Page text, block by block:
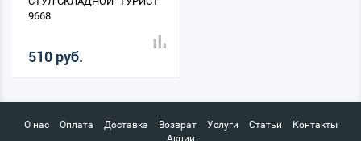
9668
510 руб.
О нас Оплата Доставка Возврат Услуги Статьи
Контакты
Акции